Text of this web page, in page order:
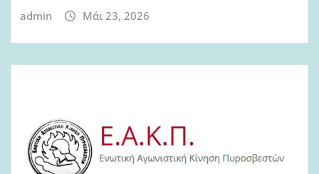
admin Μάι 23, 2026